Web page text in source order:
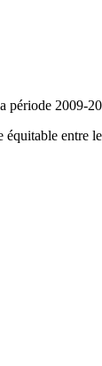
période 2009-
entre